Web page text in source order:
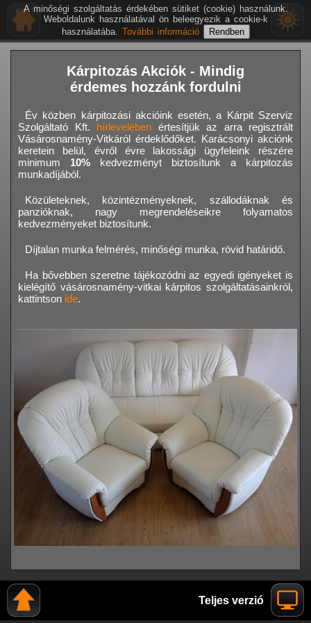
Kárpitozás Akciók - Mindig
érdemes hozzánk fordulni
Év közben kárpitozási akcióink esetén, a Kárpit Szerviz
Szolgáltató Kft. hírlevelében értesítjük az arra regisztrált
Vásárosnamény-Vitkáról érdeklődőket. Karácsonyi akciónk
keretein belül, évről évre lakossági ügyfeleink részére
minimum 10% kedvezményt biztosítunk a kárpitozás
munkadíjából.
Közületeknek, közintézményeknek, szállodáknak és
panzióknak, nagy megrendeléseikre folyamatos
kedvezményeket biztosítunk.
Díjtalan munka felmérés, minőségi munka, rövid határidő.
Ha bővebben szeretne tájékozódni az egyedi igényeket is
kielégítő vásárosnamény-vitkai kárpitos szolgáltatásainkról,
kattintson ide.
Teljes verzió
A minőségi szolgáltatás érdekében sütiket (cookie) használunk.
Weboldalunk használatával ön beleegyezik a cookie-k
használatába. További információ